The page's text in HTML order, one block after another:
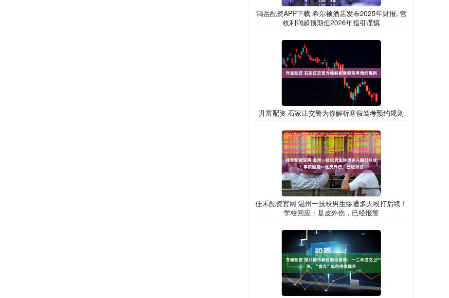
鸿岳配资APP下载 希尔顿酒店发布2025年财报, 营
收利润超预期但2026年指引谨慎
升富配资 石家庄交警为你解析寒假驾考预约规则
佳禾配资官网 温州一技校男生惨遭多人殴打后续！
学校回应：是皮外伤，已经报警